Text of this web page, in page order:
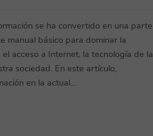
se ha convertido en una parte
manual básico para dominar la
acceso a Internet, la tecnología de la
sociedad. En este artículo,
en la actual...